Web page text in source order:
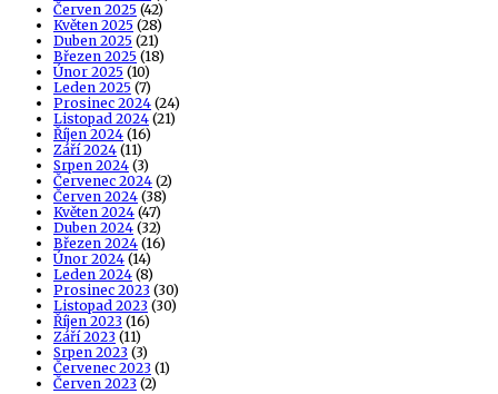
Červen 2025 (42)
Květen 2025 (28)
Duben 2025 (21)
Březen 2025 (18)
Únor 2025 (10)
Leden 2025 (7)
Prosinec 2024 (24)
Listopad 2024 (21)
Říjen 2024 (16)
Září 2024 (11)
Srpen 2024 (3)
Červenec 2024 (2)
Červen 2024 (38)
Květen 2024 (47)
Duben 2024 (32)
Březen 2024 (16)
Únor 2024 (14)
Leden 2024 (8)
Prosinec 2023 (30)
Listopad 2023 (30)
Říjen 2023 (16)
Září 2023 (11)
Srpen 2023 (3)
Červenec 2023 (1)
Červen 2023 (2)